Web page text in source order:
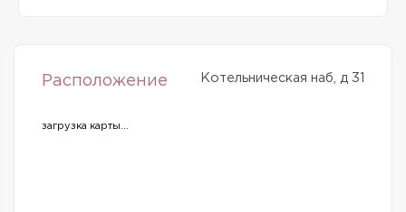
Расположение Котельническая наб, д 31
загрузка карты...